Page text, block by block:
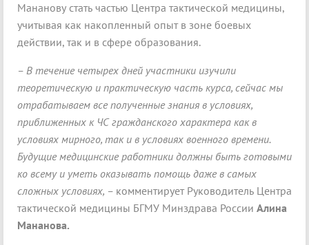
Мананову стать частью Центра тактической медицины,
учитывая как накопленный опыт в зоне боевых
действии, так и в сфере образования.
– В течение четырех дней участники изучили
теоретическую и практическую часть курса, сейчас мы
отрабатываем все полученные знания в условиях,
приближенных к ЧС гражданского характера как в
условиях мирного, так и в условиях военного времени.
Будущие медицинские работники должны быть готовыми
ко всему и уметь оказывать помощь даже в самых
сложных условиях, – комментирует Руководитель Центра
тактической медицины БГМУ Минздрава России Алина
Мананова.